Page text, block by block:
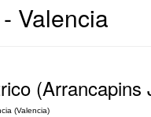
Valencia
(Arrancapins
(Valencia)